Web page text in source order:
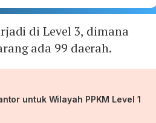
di Level 3, dimana
ada 99 daerah.
untuk Wilayah PPKM Level 1